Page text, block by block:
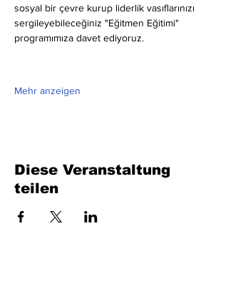
sosyal bir çevre kurup liderlik vasıflarınızı
sergileyebileceğiniz "Eğitmen Eğitimi"
programımıza davet ediyoruz.
Mehr anzeigen
Diese Veranstaltung
teilen